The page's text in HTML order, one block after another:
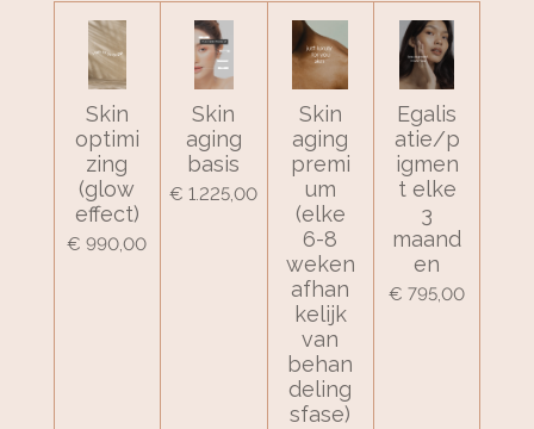
Skin
optimi
zing
(glow
effect)
€ 990,00
Skin
aging
basis
€ 1.225,00
Skin
aging
premi
um
(elke
6-8
weken
afhan
kelijk
van
behan
deling
sfase)
Egalis
atie/p
igmen
t elke
3
maand
en
€ 795,00